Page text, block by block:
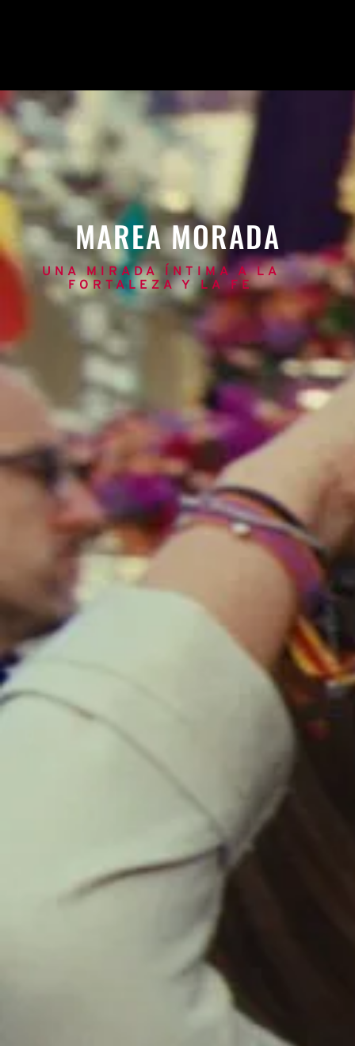
MAREA MORADA
UNA MIRADA ÍNTIMA A LA
FORTALEZA Y LA FE